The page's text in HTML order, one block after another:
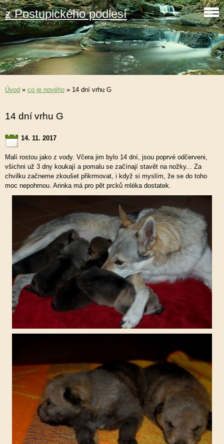
z Postupického podlesí
Úvod » co je nového » 14 dní vrhu G
14 dní vrhu G
14. 11. 2017
Malí rostou jako z vody. Včera jim bylo 14 dní, jsou poprvé odčerveni,
všichni už 3 dny koukají a pomalu se začínají stavět na nožky... Za
chvilku začneme zkoušet přikrmovat, i když si myslím, že se do toho
moc nepohrnou. Arinka má pro pět prcků mléka dostatek.